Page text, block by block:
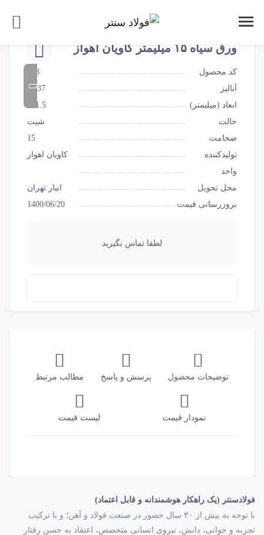
ورق سیاه ۱۵ میلیمتر کاویان اهواز
کد محصول
883
آنالیز
ST37
ابعاد (میلیمتر)
1.5*6
حالت
شیت
ضخامت
15
تولیدکننده
کاویان اهواز
واحد
محل تحویل
انبار تهران
بروزرسانی قیمت
1400/06/20
لطفا تماس بگیرید
توضیحات محصول پرسش و پاسخ مطالب مرتبط
نمودار قیمت لیست قیمت
فولادسنتر (یک راهکار هوشمندانه و قابل اعتماد)
با توجه به بیش از ۳۰ سال حضور در صنعت فولاد و آهن؛ و با ترکیب
تجربه و جوانی، دانش، نیروی انسانی متخصص، اعتقاد به حسن رفتار